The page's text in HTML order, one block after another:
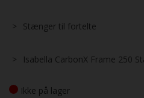
Stænger til fortelte
Isabella CarbonX Frame 250
Ikke på lager